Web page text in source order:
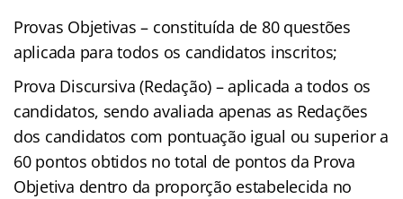
Provas Objetivas – constituída de 80 questões
aplicada para todos os candidatos inscritos;
Prova Discursiva (Redação) – aplicada a todos os
candidatos, sendo avaliada apenas as Redações
dos candidatos com pontuação igual ou superior a
60 pontos obtidos no total de pontos da Prova
Objetiva dentro da proporção estabelecida no